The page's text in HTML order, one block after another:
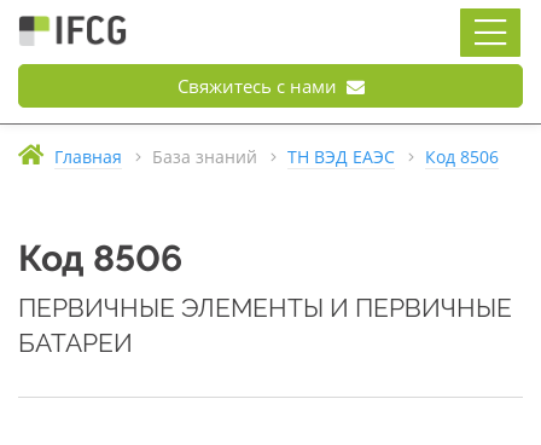
Свяжитесь с нами
Главная База знаний ТН ВЭД ЕАЭС Код 8506
Код 8506
ПЕРВИЧНЫЕ ЭЛЕМЕНТЫ И ПЕРВИЧНЫЕ
БАТАРЕИ